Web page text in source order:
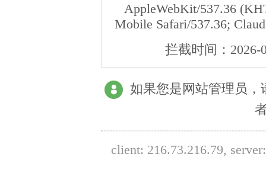
AppleWebKit/537.36
Mobile Safari/537.36;
拦截时间： 2026-
如果您是网站管理员
client: 216.73.216.79,